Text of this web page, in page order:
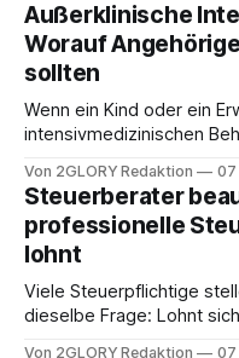
Außerklinische
Worauf
sollten
Wenn ein Kind oder ein
intensivmedizinischen
angewiesen ist, stellt sich
Frage: Muss die
oder ist ein Leben zu
Intensivpflege bietet
Von 2GLORY Redaktion 07
Steuerberater
professionelle
lohnt
Viele Steuerpflichtige
dieselbe Frage: Lohnt
Von 2GLORY Redaktion 07